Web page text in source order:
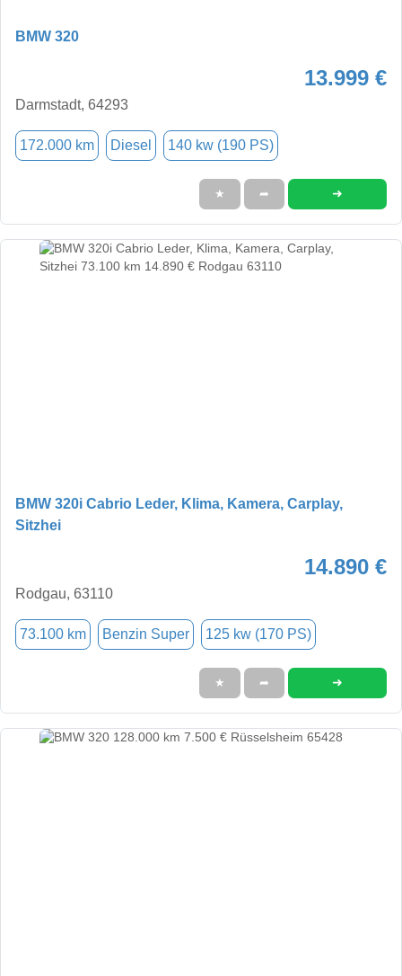
BMW 320
13.999 €
Darmstadt, 64293
172.000 km Diesel 140 kw (190 PS)
★ ➦ ➜
BMW 320i Cabrio Leder, Klima, Kamera, Carplay,
Sitzhei
14.890 €
Rodgau, 63110
73.100 km Benzin Super 125 kw (170 PS)
★ ➦ ➜